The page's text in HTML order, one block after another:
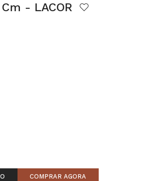
- LACOR
COMPRAR AGORA